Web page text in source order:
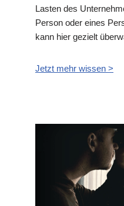
Lasten des
Person oder eines
kann hier gezielt
Jetzt mehr wissen >